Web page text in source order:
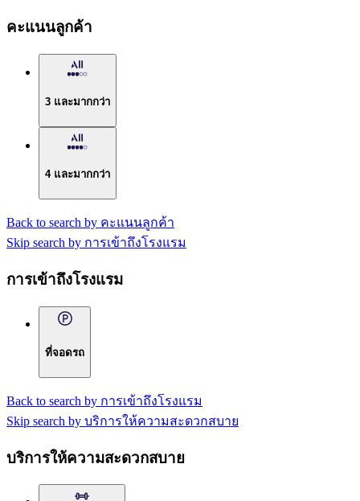
คะแนนลูกค้า
3 และมากกว่า
4 และมากกว่า
Back to search by คะแนนลูกค้า
Skip search by การเข้าถึงโรงแรม
การเข้าถึงโรงแรม
ที่จอดรถ
Back to search by การเข้าถึงโรงแรม
Skip search by บริการให้ความสะดวกสบาย
บริการให้ความสะดวกสบาย